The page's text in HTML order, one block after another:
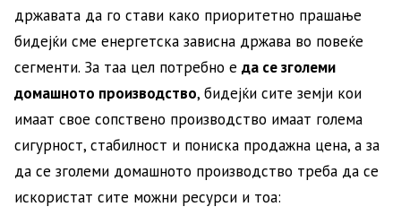
државата да го стави како приоритетно прашање
бидејќи сме енергетска зависна држава во повеќе
сегменти. За таа цел потребно е да се зголеми
домашното производство, бидејќи сите земји кои
имаат свое сопствено производство имаат голема
сигурност, стабилност и пониска продажна цена, а за
да се зголеми домашното производство треба да се
искористат сите можни ресурси и тоа: